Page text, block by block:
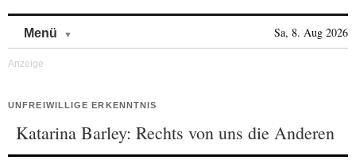
Menü Sa, 8. Aug 2026
UNFREIWILLIGE ERKENNTNIS
Katarina Barley: Rechts von uns die Anderen